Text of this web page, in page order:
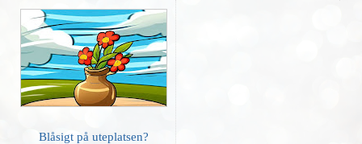
Blåsigt på uteplatsen?